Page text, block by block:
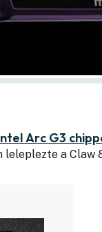
Arc G3
leleplezte a Claw